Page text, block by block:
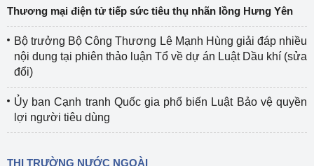
Thương mại điện tử tiếp sức tiêu thụ nhãn lồng Hưng Yên
Bộ trưởng Bộ Công Thương Lê Mạnh Hùng giải đáp nhiều
nội dung tại phiên thảo luận Tổ về dự án Luật Dầu khí (sửa
đổi)
Ủy ban Cạnh tranh Quốc gia phổ biến Luật Bảo vệ quyền
lợi người tiêu dùng
THỊ TRƯỜNG NƯỚC NGOÀI